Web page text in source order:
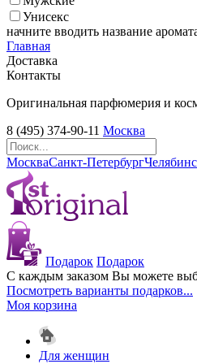
Унисекс
начните вводить название
Главная
Доставка
Контакты
Оригинальная парфюмерия и
8 (495) 374-90-11 Москва
МоскваСанкт-Петербург
Подарок Подарок
С каждым заказом Вы можете
Посмотреть варианты подарков...
Моя корзина
Для женщин